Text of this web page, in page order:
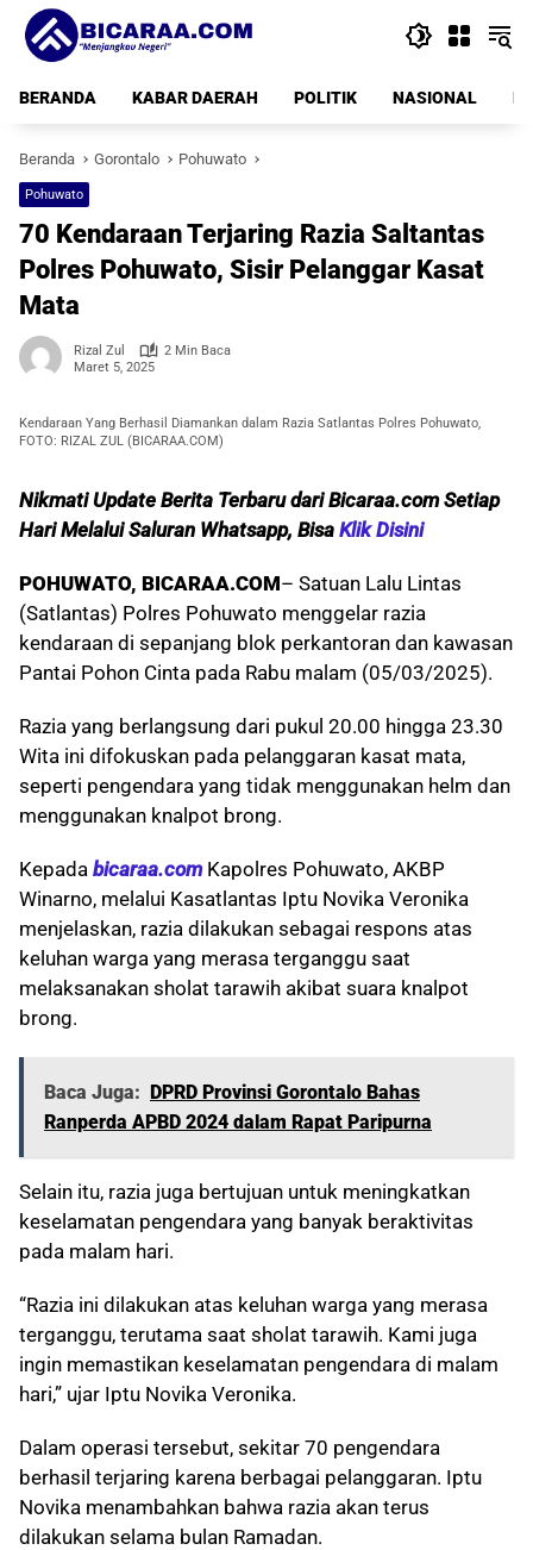
Langsung
konten
BERANDA
KABAR DAERAH POLITIK NASIONAL
Beranda Gorontalo Pohuwato
Pohuwato
70 Kendaraan Terjaring Razia Saltantas
Polres Pohuwato, Sisir Pelanggar Kasat
Mata
Rizal Zul
2 Min Baca
Maret 5, 2025
Kendaraan Yang Berhasil Diamankan dalam Razia Satlantas Polres Pohuwato,
FOTO: RIZAL ZUL (BICARAA.COM)
Nikmati Update Berita Terbaru dari Bicaraa.com Setiap
Hari Melalui Saluran Whatsapp, Bisa Klik Disini
POHUWATO, BICARAA.COM– Satuan Lalu Lintas
(Satlantas) Polres Pohuwato menggelar razia
kendaraan di sepanjang blok perkantoran dan kawasan
Pantai Pohon Cinta pada Rabu malam (05/03/2025).
Razia yang berlangsung dari pukul 20.00 hingga 23.30
Wita ini difokuskan pada pelanggaran kasat mata,
seperti pengendara yang tidak menggunakan helm dan
menggunakan knalpot brong.
Kepada bicaraa.comKapolres Pohuwato, AKBP
Winarno, melalui Kasatlantas Iptu Novika Veronika
menjelaskan, razia dilakukan sebagai respons atas
keluhan warga yang merasa terganggu saat
melaksanakan sholat tarawih akibat suara knalpot
brong.
Baca Juga: DPRD Provinsi Gorontalo Bahas
Ranperda APBD 2024 dalam Rapat Paripurna
Selain itu, razia juga bertujuan untuk meningkatkan
keselamatan pengendara yang banyak beraktivitas
pada malam hari.
“Razia ini dilakukan atas keluhan warga yang merasa
terganggu, terutama saat sholat tarawih. Kami juga
ingin memastikan keselamatan pengendara di malam
hari,” ujar Iptu Novika Veronika.
Dalam operasi tersebut, sekitar 70 pengendara
berhasil terjaring karena berbagai pelanggaran. Iptu
Novika menambahkan bahwa razia akan terus
dilakukan selama bulan Ramadan.